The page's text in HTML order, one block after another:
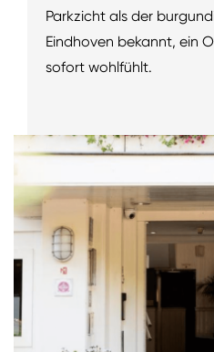
Parkzicht als der
Eindhoven bekannt, ein
sofort wohlfühlt.